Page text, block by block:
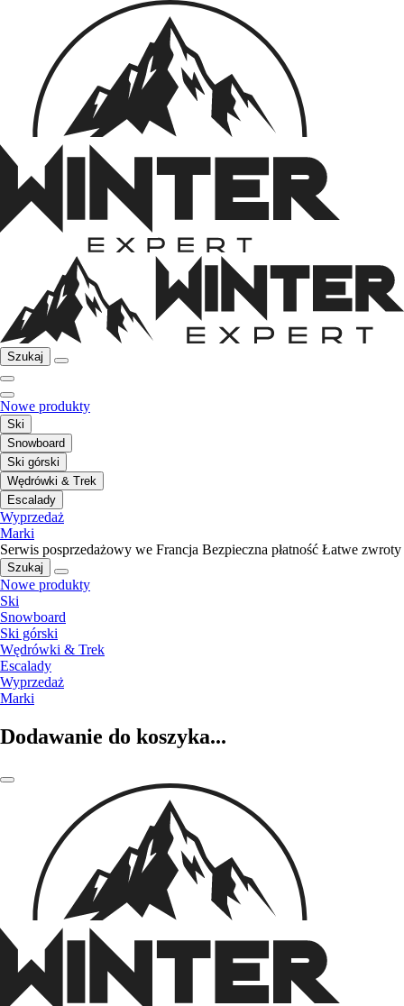
Szukaj
Nowe produkty
Ski
Snowboard
Ski górski
Wędrówki & Trek
Escalady
Wyprzedaż
Marki
Serwis posprzedażowy we Francja Bezpieczna płatność Łatwe zwroty
Szukaj
Nowe produkty
Ski
Snowboard
Ski górski
Wędrówki & Trek
Escalady
Wyprzedaż
Marki
Dodawanie do koszyka...